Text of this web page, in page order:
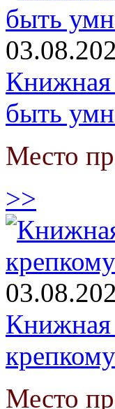
Книжная
быть
Место
>>
Книжная
Место